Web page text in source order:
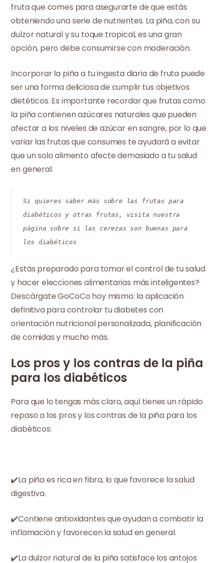
fruta que comes para asegurarte de que estás
obteniendo una serie de nutrientes. La piña, con su
dulzor natural y su toque tropical, es una gran
opción, pero debe consumirse con moderación.
Incorporar la piña a tu ingesta diaria de fruta puede
ser una forma deliciosa de cumplir tus objetivos
dietéticos. Es importante recordar que frutas como
la piña contienen azúcares naturales que pueden
afectar a los niveles de azúcar en sangre, por lo que
variar las frutas que consumes te ayudará a evitar
que un solo alimento afecte demasiado a tu salud
en general.
Si quieres saber más sobre las frutas para
diabéticos y otras frutas, visita nuestra
página sobre si las cerezas son buenas para
los diabéticos
¿Estás preparado para tomar el control de tu salud
y hacer elecciones alimentarias más inteligentes?
Descárgate GoCoCo hoy mismo: la aplicación
definitiva para controlar tu diabetes con
orientación nutricional personalizada, planificación
de comidas y mucho más.
Los pros y los contras de la piña
para los diabéticos
Para que lo tengas más claro, aquí tienes un rápido
repaso a los pros y los contras de la piña para los
diabéticos:
✔️La piña es rica en fibra, lo que favorece la salud
digestiva.
✔️Contiene antioxidantes que ayudan a combatir la
inflamación y favorecen la salud en general.
✔️La dulzor natural de la piña satisface los antojos